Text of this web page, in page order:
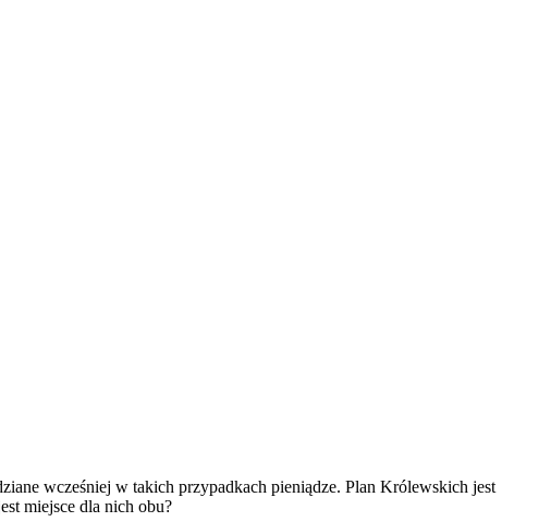
wcześniej w takich przypadkach pieniądze. Plan Królewskich jest
miejsce dla nich obu?